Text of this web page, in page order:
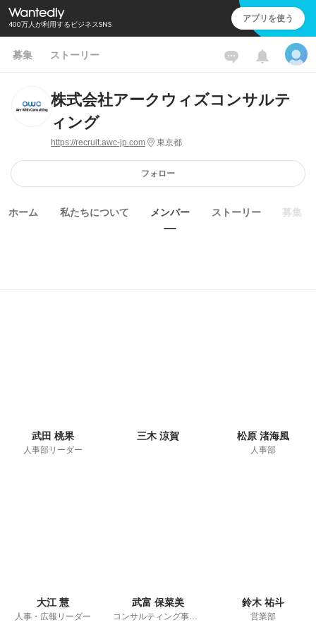
400万人が利用するビジネスSNS アプリを使う
募集 ストーリー
株式会社アークウィズコンサルテ
ィング
https://recruit.awc-jp.com 東京都
フォロー
ホーム 私たちについて メンバー ストーリー 募集
武田 桃果
人事部リーダー
三木 涼賀 松原 渚海風
人事部
大江 慧
人事・広報リーダー
武富 保菜美
コンサルティング事業部・パートナー推進課
鈴木 祐斗
営業部